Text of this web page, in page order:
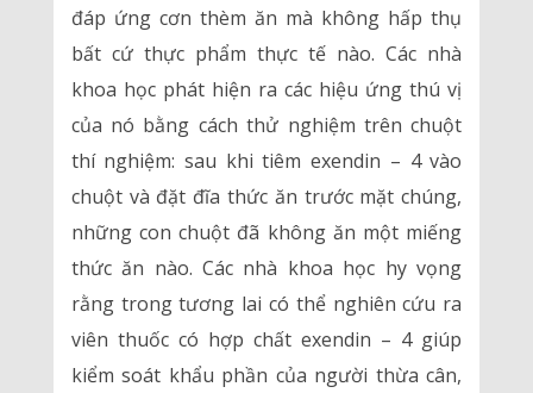
đáp ứng cơn thèm ăn mà không hấp thụ
bất cứ thực phẩm thực tế nào. Các nhà
khoa học phát hiện ra các hiệu ứng thú vị
của nó bằng cách thử nghiệm trên chuột
thí nghiệm: sau khi tiêm exendin – 4 vào
chuột và đặt đĩa thức ăn trước mặt chúng,
những con chuột đã không ăn một miếng
thức ăn nào. Các nhà khoa học hy vọng
rằng trong tương lai có thể nghiên cứu ra
viên thuốc có hợp chất exendin – 4 giúp
kiểm soát khẩu phần của người thừa cân,